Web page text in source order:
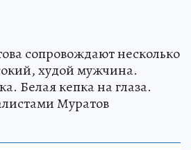
сопровождают несколько
худой мужчина.
Белая кепка на глаза.
Муратов